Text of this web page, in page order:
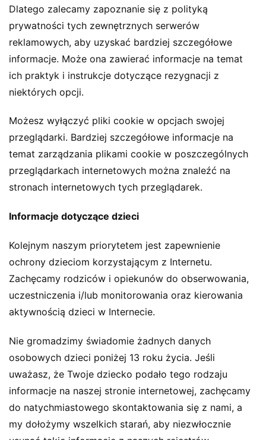
Dlatego zalecamy zapoznanie się z polityką
prywatności tych zewnętrznych serwerów
reklamowych, aby uzyskać bardziej szczegółowe
informacje. Może ona zawierać informacje na temat
ich praktyk i instrukcje dotyczące rezygnacji z
niektórych opcji.
Możesz wyłączyć pliki cookie w opcjach swojej
przeglądarki. Bardziej szczegółowe informacje na
temat zarządzania plikami cookie w poszczególnych
przeglądarkach internetowych można znaleźć na
stronach internetowych tych przeglądarek.
Informacje dotyczące dzieci
Kolejnym naszym priorytetem jest zapewnienie
ochrony dzieciom korzystającym z Internetu.
Zachęcamy rodziców i opiekunów do obserwowania,
uczestniczenia i/lub monitorowania oraz kierowania
aktywnością dzieci w Internecie.
Nie gromadzimy świadomie żadnych danych
osobowych dzieci poniżej 13 roku życia. Jeśli
uważasz, że Twoje dziecko podało tego rodzaju
informacje na naszej stronie internetowej, zachęcamy
do natychmiastowego skontaktowania się z nami, a
my dołożymy wszelkich starań, aby niezwłocznie